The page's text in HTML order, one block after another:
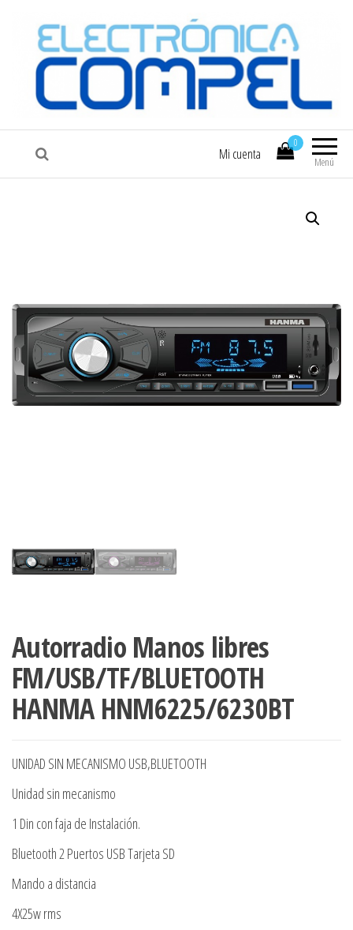
COMPEL Electrónica COMPEL
Menú
0
Mi cuenta
Autorradio Manos libres
FM/USB/TF/BLUETOOTH
HANMA HNM6225/6230BT
UNIDAD SIN MECANISMO USB,BLUETOOTH
Unidad sin mecanismo
1 Din con faja de Instalación.
Bluetooth 2 Puertos USB Tarjeta SD
Mando a distancia
4X25w rms